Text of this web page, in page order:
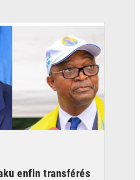
enfin transférés